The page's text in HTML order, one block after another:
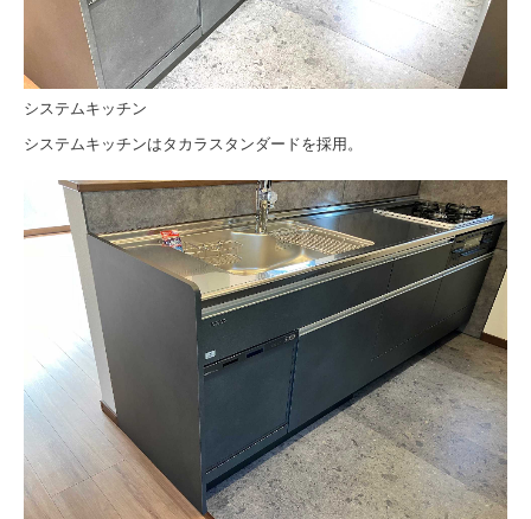
システムキッチン
システムキッチンはタカラスタンダードを採用。